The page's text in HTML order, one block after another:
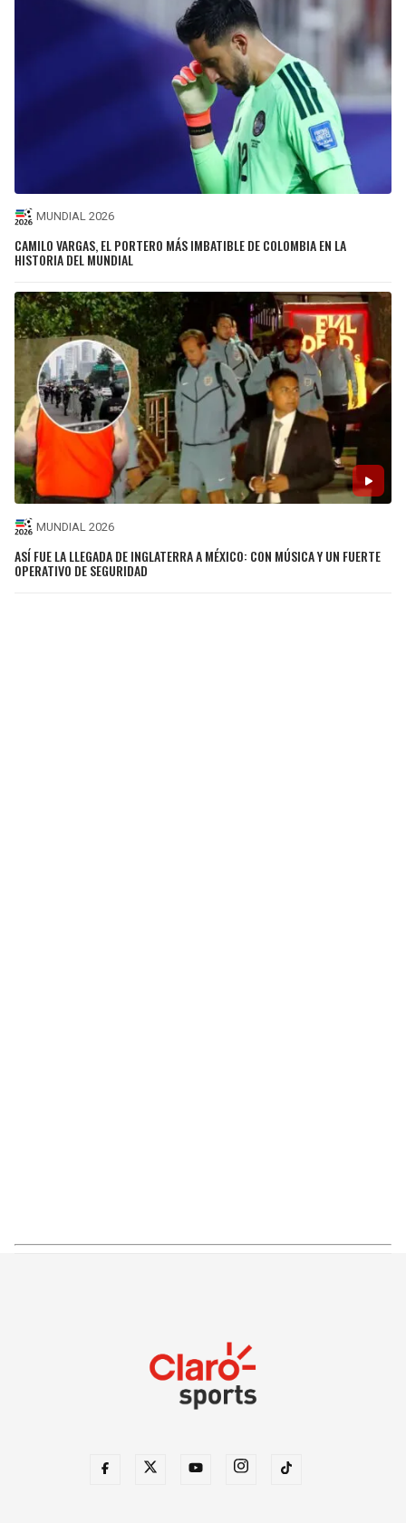
MUNDIAL 2026
CAMILO VARGAS, EL PORTERO MÁS IMBATIBLE DE COLOMBIA EN LA
HISTORIA DEL MUNDIAL
MUNDIAL 2026
ASÍ FUE LA LLEGADA DE INGLATERRA A MÉXICO: CON MÚSICA Y UN FUERTE
OPERATIVO DE SEGURIDAD